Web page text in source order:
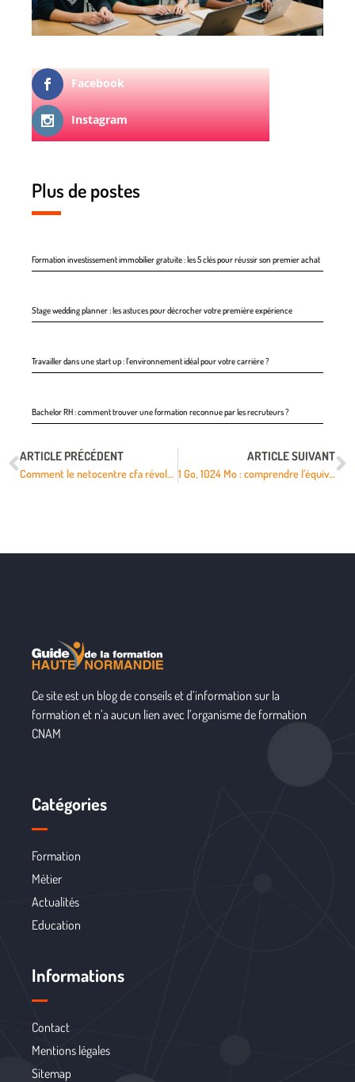
Facebook
Instagram
Plus de postes
Formation investissement immobilier gratuite : les 5 clés pour réussir son premier achat
Stage wedding planner : les astuces pour décrocher votre première expérience
Travailler dans une start up : l’environnement idéal pour votre carrière ?
Bachelor RH : comment trouver une formation reconnue par les recruteurs ?
ARTICLE PRÉCÉDENT
Comment le netocentre cfa révolutionne votre apprentissage en ligne
ARTICLE SUIVANT
1 Go, 1024 Mo : comprendre l’équivalence pour optimiser sa formation numérique
Ce site est un blog de conseils et d’information sur la
formation et n’a aucun lien avec l’organisme de formation
CNAM
Catégories
Formation
Métier
Actualités
Education
Informations
Contact
Mentions légales
Sitemap